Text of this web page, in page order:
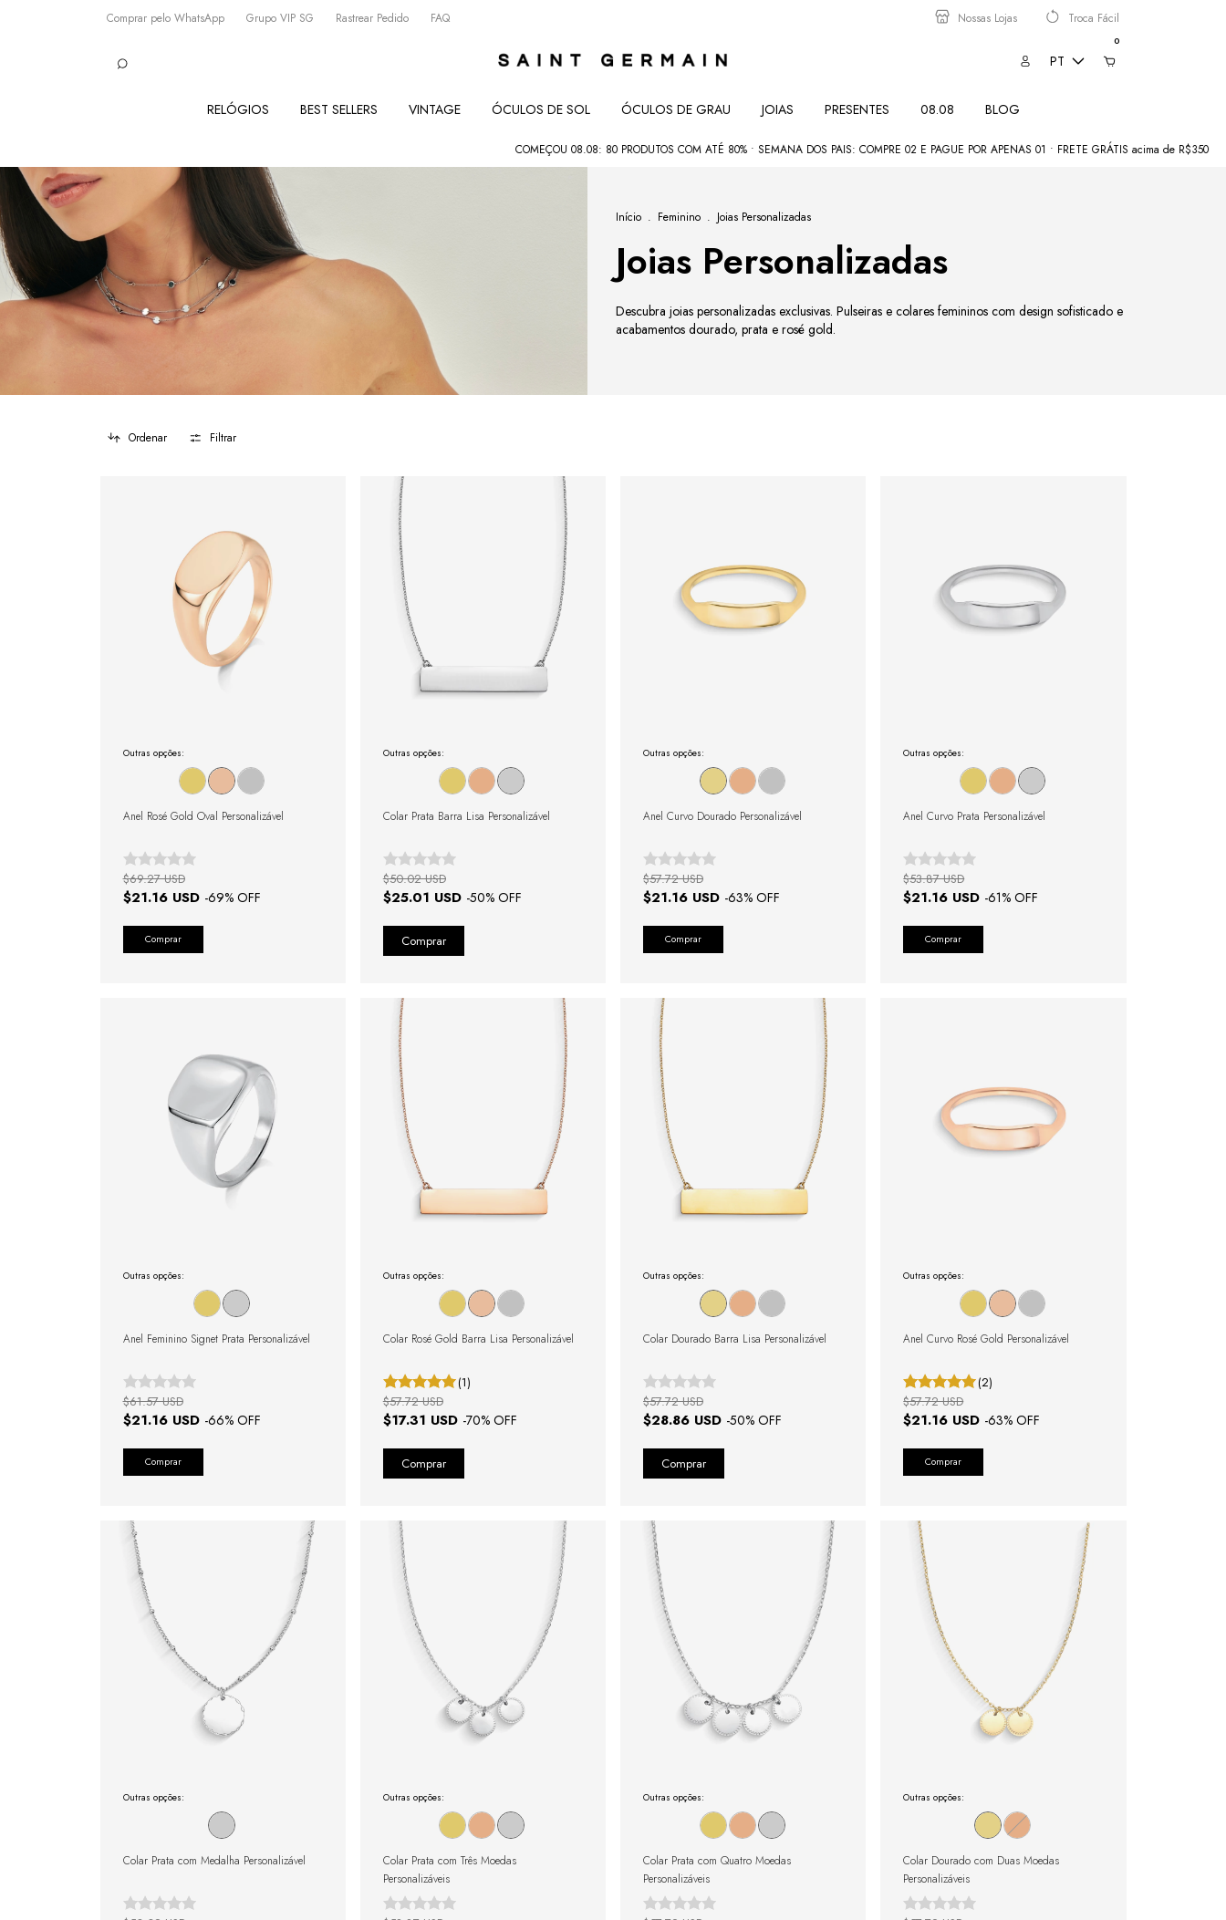
Comprar pelo WhatsApp Grupo VIP SG Rastrear Pedido FAQ Nossas Lojas Troca Fácil
PT
0
RELÓGIOS BEST SELLERS VINTAGE ÓCULOS DE SOL ÓCULOS DE GRAU JOIAS PRESENTES 08.08 BLOG
COMEÇOU 08.08: 80 PRODUTOS COM ATÉ 80% • SEMANA DOS PAIS: COMPRE 02 E PAGUE POR APENAS 01 • FRETE GRÁTIS acima de R$350
Início . Feminino . Joias Personalizadas
Joias Personalizadas
Descubra joias personalizadas exclusivas. Pulseiras e colares femininos com design sofisticado e
acabamentos dourado, prata e rosé gold.
Ordenar Filtrar
Outras opções:
Anel Rosé Gold Oval Personalizável
$21.16 USD -69% OFF
$69.27 USD
Comprar
Outras opções:
Colar Prata Barra Lisa Personalizável
$25.01 USD -50% OFF
$50.02 USD
Outras opções:
Anel Curvo Dourado Personalizável
$21.16 USD -63% OFF
$57.72 USD
Comprar
Outras opções:
Anel Curvo Prata Personalizável
$21.16 USD -61% OFF
$53.87 USD
Comprar
Outras opções:
Anel Feminino Signet Prata Personalizável
$21.16 USD -66% OFF
$61.57 USD
Comprar
Outras opções:
Colar Rosé Gold Barra Lisa Personalizável
(1)
$17.31 USD -70% OFF
$57.72 USD
Outras opções:
Colar Dourado Barra Lisa Personalizável
$28.86 USD -50% OFF
$57.72 USD
Outras opções:
Anel Curvo Rosé Gold Personalizável
(2)
$21.16 USD -63% OFF
$57.72 USD
Comprar
Outras opções:
Colar Prata com Medalha Personalizável
Outras opções:
Colar Prata com Três Moedas
Personalizáveis
Outras opções:
Colar Prata com Quatro Moedas
Personalizáveis
Outras opções:
Colar Dourado com Duas Moedas
Personalizáveis